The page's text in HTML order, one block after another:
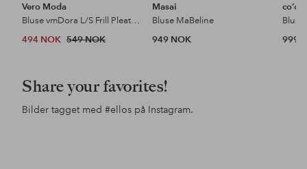
Vero Moda
Bluse vmDora L/S Frill Pleat Top
494 NOK 549 NOK
Masai
Bluse MaBeline
949 NOK
999
Share your favorites!
Bilder tagget med #ellos på Instagram.